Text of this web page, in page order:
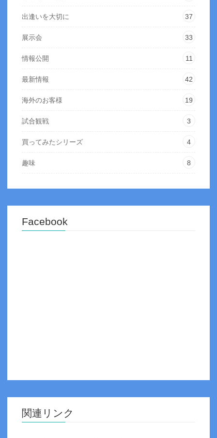
出逢いを大切に 37
展示会 33
情報公開 11
最新情報 42
海外のお客様 19
試合観戦 3
買ってみたシリーズ 4
趣味 8
Facebook
関連リンク